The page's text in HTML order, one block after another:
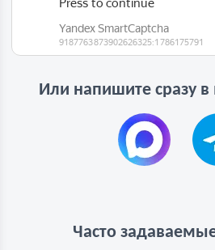
Или напишите сразу
Часто